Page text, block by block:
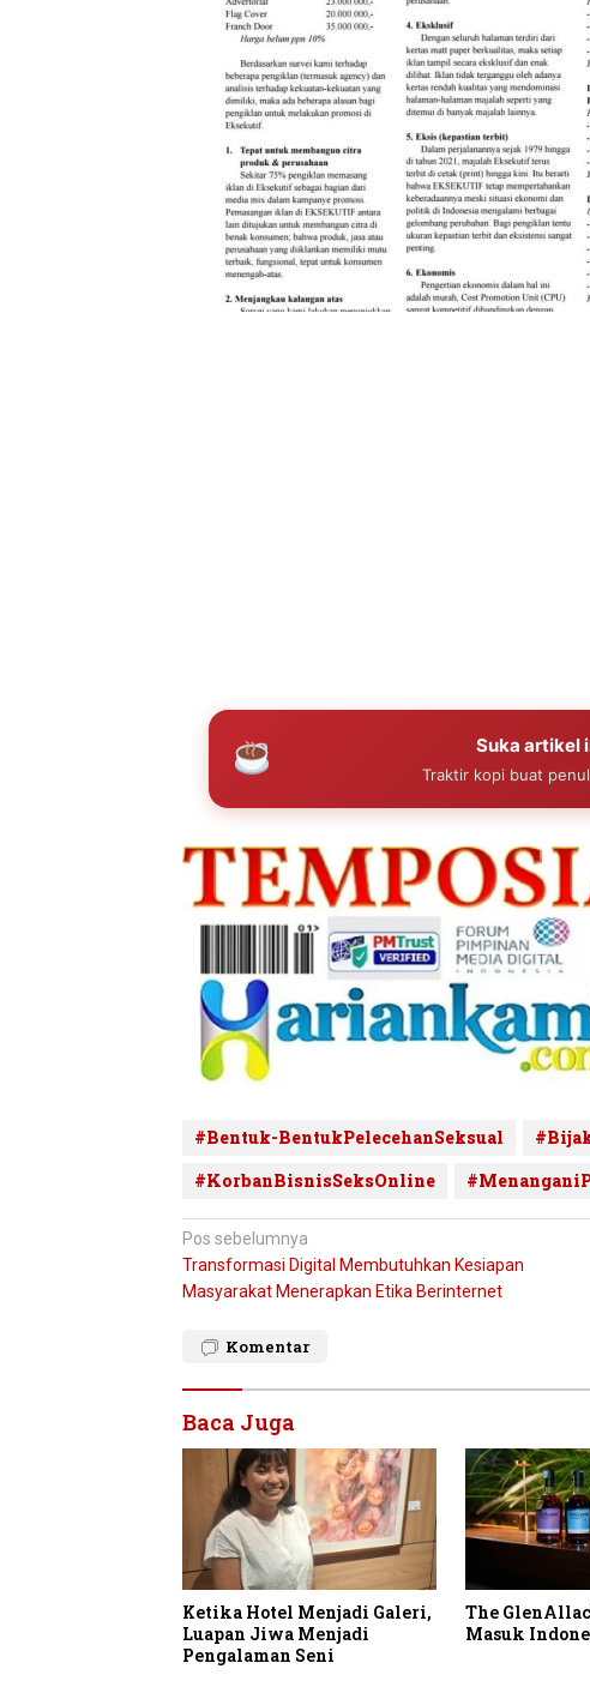
Suka artikel
Traktir kopi buat
#Bentuk-BentukPelecehanSeksual
#KorbanBisnisSeksOnline
Navigasi
pos
Pos sebelumnya
Transformasi Digital Membutuhkan Kesiapan
Masyarakat Menerapkan Etika Berinternet
Komentar
Baca Juga
Ketika Hotel Menjadi Galeri,
Luapan Jiwa Menjadi
Pengalaman Seni
The
Masuk